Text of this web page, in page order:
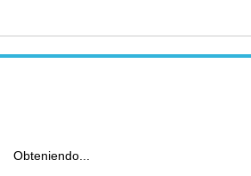
Obteniendo...